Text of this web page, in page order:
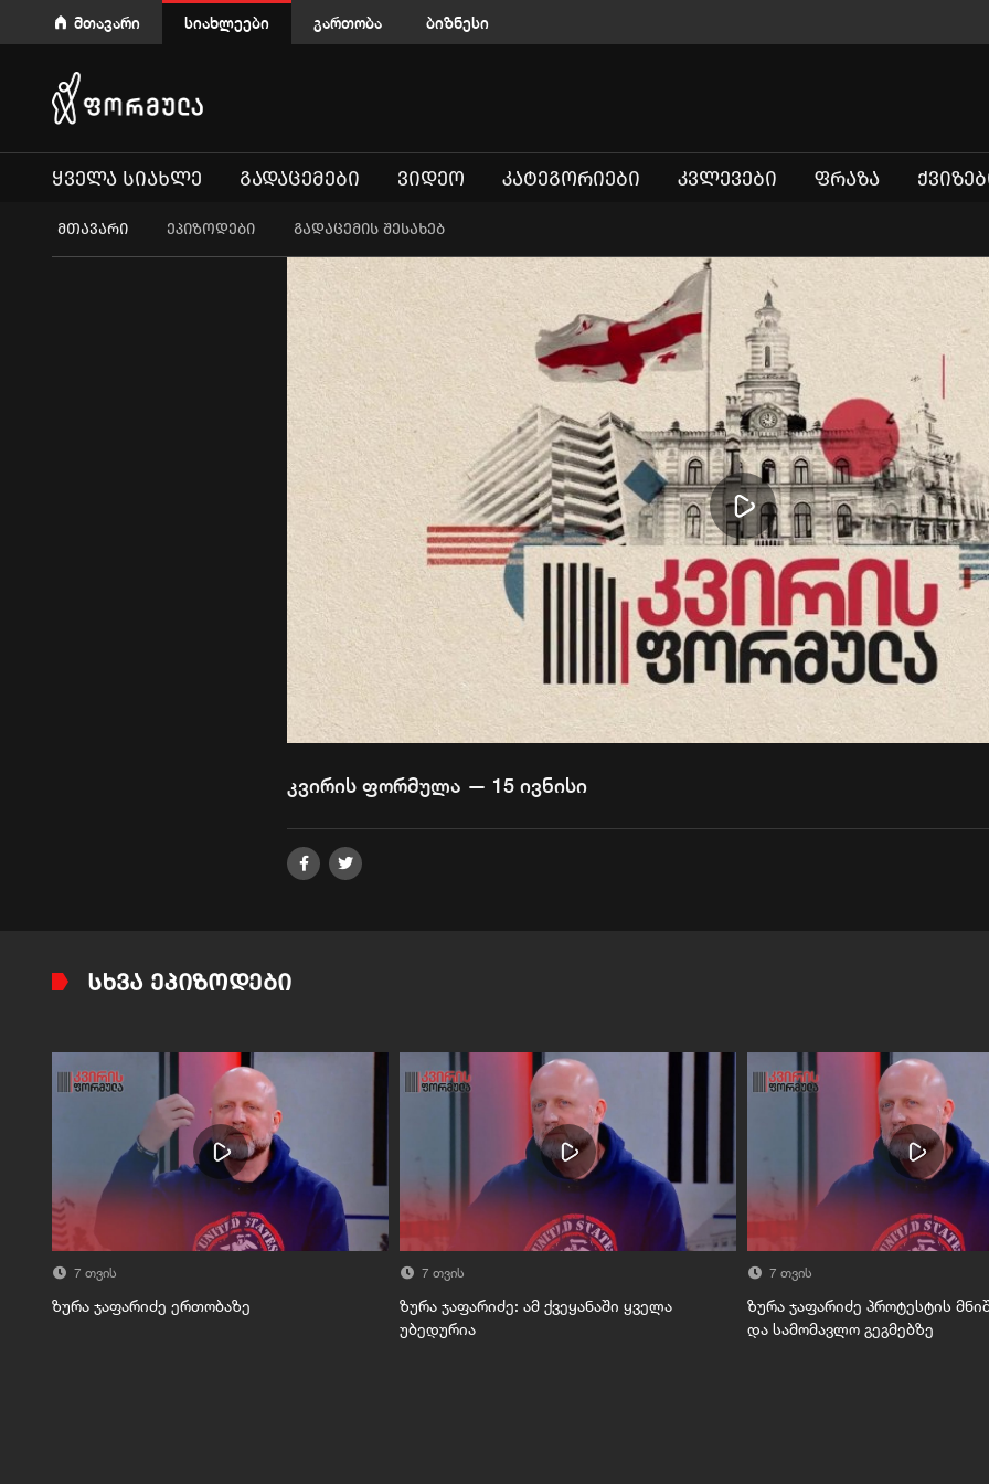
მთავარი სიახლეები გართობა ბიზნესი
ᲧᲕᲔᲚᲐ ᲡᲘᲐᲮᲚᲔ ᲒᲐᲓᲐᲪᲔᲛᲔᲑᲘ ᲕᲘᲓᲔᲝ ᲙᲐᲢᲔᲒᲝᲠᲘᲔᲑᲘ ᲙᲕᲚᲔᲕᲔᲑᲘ ᲤᲠᲐᲖᲐ
ᲛᲗᲐᲕᲐᲠᲘ ეპიზოდები გადაცემის შესახებ
Play
Video
კვირის ფორმულა — 15 ივნისი
ᲡᲮᲕᲐ ᲔᲞᲘᲖᲝᲓᲔᲑᲘ
7 თვის
ზურა ჯაფარიძე ერთობაზე
7 თვის
ზურა ჯაფარიძე: ამ ქვეყანაში ყველა
უბედურია
7 თვის
ზურა ჯაფარიძე პროტესტის
და სამომავლო გეგმებზე